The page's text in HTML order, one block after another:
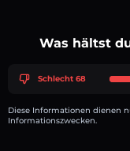
Was hältst
Schlecht 68
Diese Informationen dienen
Informationszwecken.